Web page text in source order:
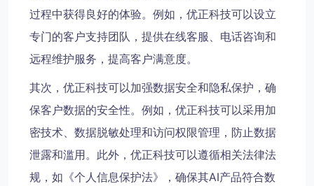
过程中获得良好的体验。例如，优正科技可以设立
专门的客户支持团队，提供在线客服、电话咨询和
远程维护服务，提高客户满意度。
其次，优正科技可以加强数据安全和隐私保护，确
保客户数据的安全性。例如，优正科技可以采用加
密技术、数据脱敏处理和访问权限管理，防止数据
泄露和滥用。此外，优正科技可以遵循相关法律法
规，如《个人信息保护法》，确保其AI产品符合数